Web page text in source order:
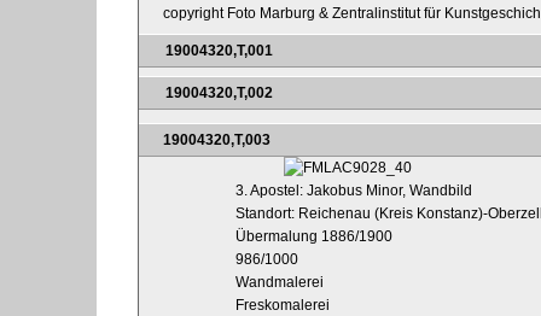
copyright Foto Marburg & Zentralinstitut für
19004320,T,001
19004320,T,002
19004320,T,003
3. Apostel: Jakobus Minor, Wandbild
Standort: Reichenau (Kreis Konstanz)-
Übermalung 1886/1900
986/1000
Wandmalerei
Freskomalerei